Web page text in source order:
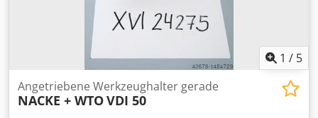
1 / 5
Angetriebene Werkzeughalter gerade
NACKE + WTOVDI 50